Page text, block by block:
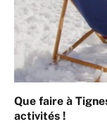
Que faire à
activités !